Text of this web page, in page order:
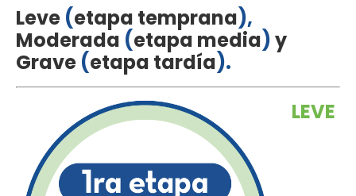
Leve (etapa temprana),
Moderada (etapa media)y
Grave (etapa tardía).
LEVE